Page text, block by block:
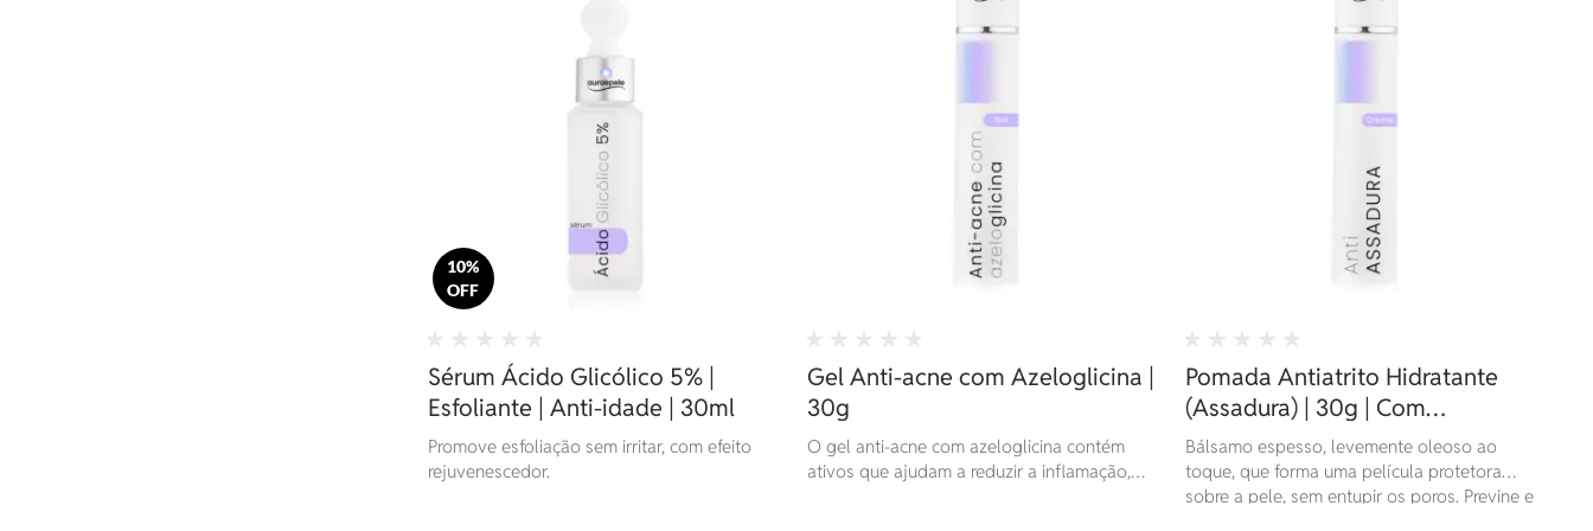
10%
OFF
Sérum Ácido Glicólico 5% |
Esfoliante | Anti-idade | 30ml
Promove esfoliação sem irritar, com efeito
rejuvenescedor.
Gel Anti-acne com Azeloglicina |
30g
O gel anti-acne com azeloglicina contém
ativos que ajudam a reduzir a inflamação,
Pomada Antiatrito Hidratante
(Assadura) | 30g | Com
Niacinamida, Ceramidas, Óleos
Naturais e Alfa Bisabolol
Bálsamo espesso, levemente oleoso ao
toque, que forma uma película protetora
sobre a pele, sem entupir os poros. Previne e